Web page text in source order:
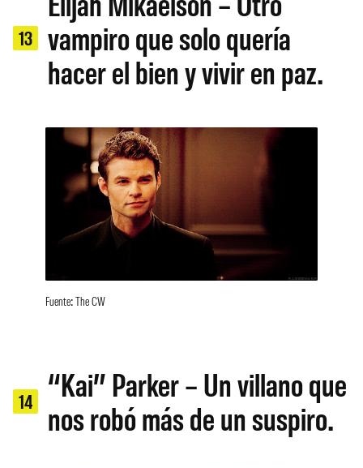
13
vampiro que solo quería
hacer el bien y vivir en paz.
Fuente: The CW
14
“Kai” Parker – Un villano que
nos robó más de un suspiro.